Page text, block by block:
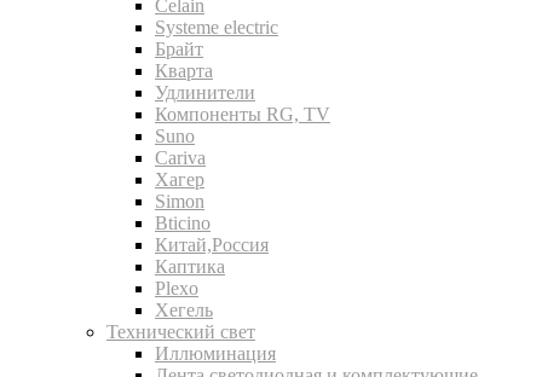
Celain
Systeme electric
Брайт
Кварта
Удлинители
Компоненты RG, TV
Suno
Cariva
Хагер
Simon
Bticino
Китай,Россия
Каптика
Plexo
Хегель
Технический свет
Иллюминация